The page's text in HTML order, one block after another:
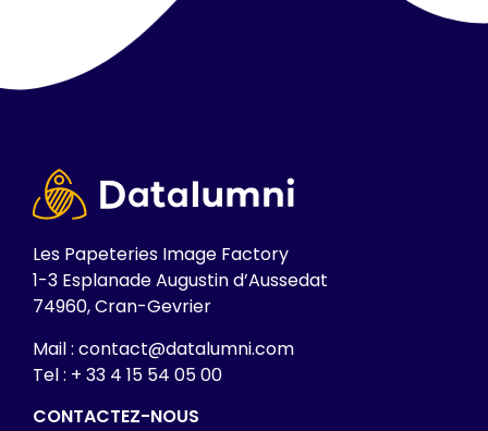
Les Papeteries Image Factory
1-3 Esplanade Augustin d’Aussedat
74960, Cran-Gevrier
Mail : contact@datalumni.com
Tel : + 33 4 15 54 05 00
CONTACTEZ-NOUS